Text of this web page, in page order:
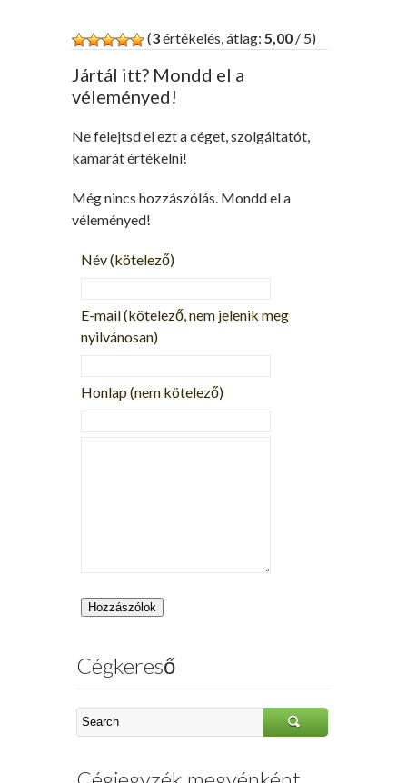
(3értékelés, átlag: 5,00 / 5)
Jártál itt? Mondd el a
véleményed!
Ne felejtsd el ezt a céget, szolgáltatót,
kamarát értékelni!
Még nincs hozzászólás. Mondd el a
véleményed!
Név(kötelező)
E-mail(kötelező, nem jelenik meg
nyilvánosan)
Honlap (nem kötelező)
Cégkereső